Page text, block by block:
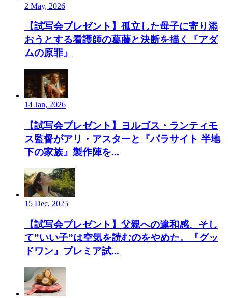
2 May, 2026
【試写会プレゼント】孤立した母子に寄り添
おうとする看護師の葛藤と決断を描く『アダ
ムの原罪』
14 Jan, 2026
【試写会プレゼント】ヨルゴス・ランティモ
ス監督がアリ・アスターと『パラサイト 半地
下の家族』製作陣を...
15 Dec, 2025
【試写会プレゼント】父親への違和感、そし
て”いい子”は空気を読むのをやめた。『グッ
ドワン』プレミア試...